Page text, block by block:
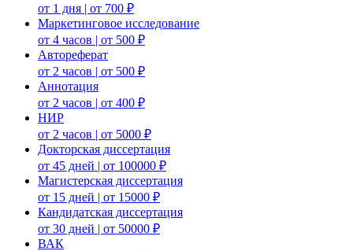
от 1 дня | от 700 ₽
Маркетинговое исследование
от 4 часов | от 500 ₽
Автореферат
от 2 часов | от 500 ₽
Аннотация
от 2 часов | от 400 ₽
НИР
от 2 часов | от 5000 ₽
Докторская диссертация
от 45 дней | от 100000 ₽
Магистерская диссертация
от 15 дней | от 15000 ₽
Кандидатская диссертация
от 30 дней | от 50000 ₽
ВАК